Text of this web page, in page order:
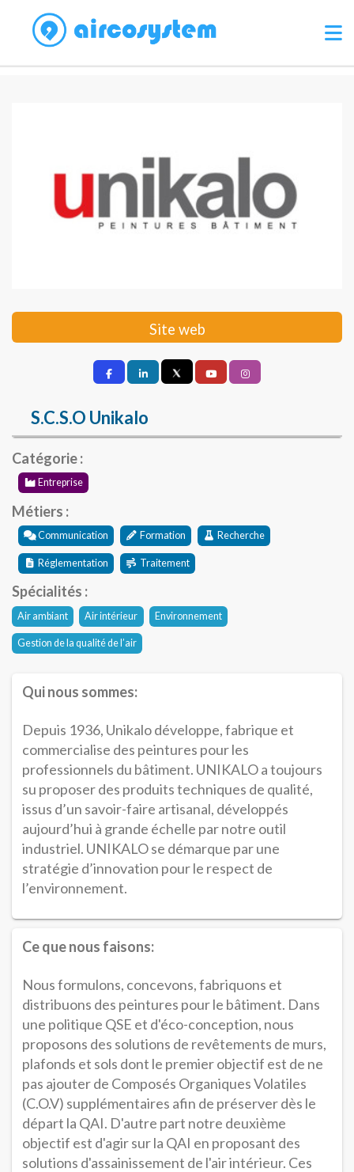
Site web
S.C.S.O Unikalo
Catégorie :
Entreprise
Métiers :
Communication Formation Recherche
Réglementation Traitement
Spécialités :
Air ambiant Air intérieur Environnement
Gestion de la qualité de l’air
Qui nous sommes:
Depuis 1936, Unikalo développe, fabrique et
commercialise des peintures pour les
professionnels du bâtiment. UNIKALO a toujours
su proposer des produits techniques de qualité,
issus d’un savoir-faire artisanal, développés
aujourd’hui à grande échelle par notre outil
industriel. UNIKALO se démarque par une
stratégie d’innovation pour le respect de
l’environnement.
Ce que nous faisons:
Nous formulons, concevons, fabriquons et
distribuons des peintures pour le bâtiment. Dans
une politique QSE et d'éco-conception, nous
proposons des solutions de revêtements de murs,
plafonds et sols dont le premier objectif est de ne
pas ajouter de Composés Organiques Volatiles
(C.O.V) supplémentaires afin de préserver dès le
départ la QAI. D'autre part notre deuxième
objectif est d'agir sur la QAI en proposant des
solutions d'assainissement de l'air intérieur. Ces